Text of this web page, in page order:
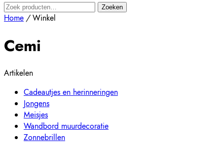
Zoeken
naar:
Zoeken
Home /Winkel
Cemi
Artikelen
Cadeautjes en herinneringen
Jongens
Meisjes
Wandbord muurdecoratie
Zonnebrillen